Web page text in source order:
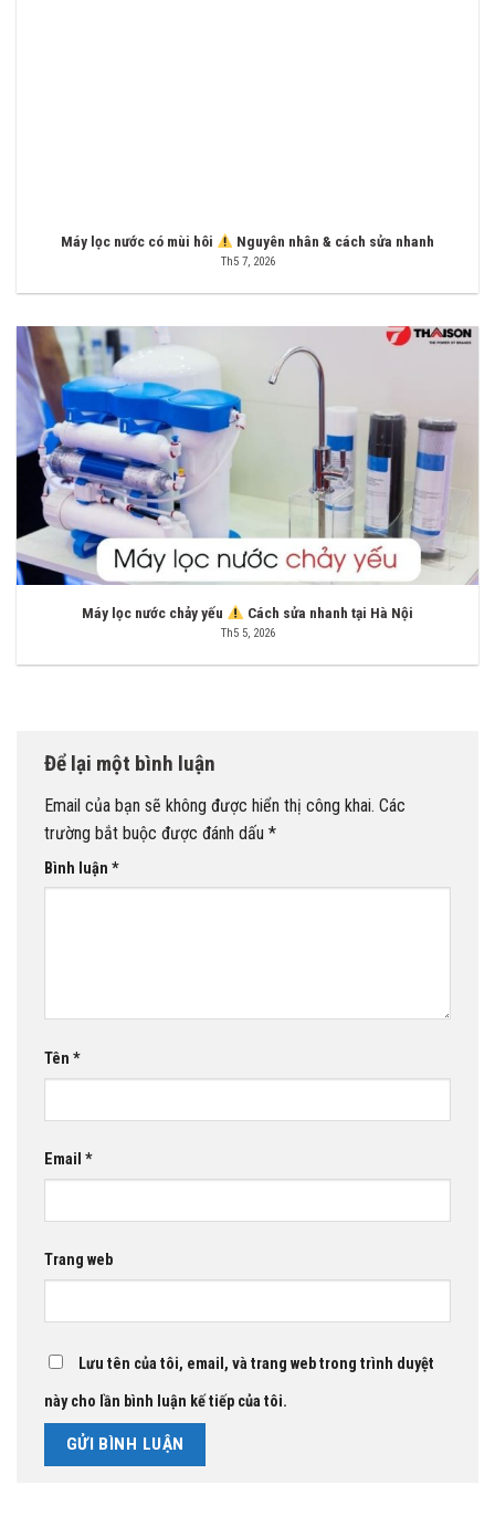
Máy lọc nước có mùi hôi Nguyên nhân & cách sửa nhanh
Th5 7, 2026
Máy lọc nước chảy yếu Cách sửa nhanh tại Hà Nội
Th5 5, 2026
Để lại một bình luận
Email của bạn sẽ không được hiển thị công khai. Các
trường bắt buộc được đánh dấu *
Bình luận *
Tên *
Email *
Trang web
Lưu tên của tôi, email, và trang web trong trình duyệt
này cho lần bình luận kế tiếp của tôi.